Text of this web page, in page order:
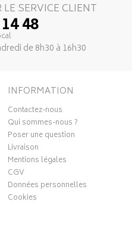
SERVICE CLIENT
48
de 8h30 à 16h30
INFORMATION
Contactez-nous
Qui sommes-nous ?
Poser une question
Livraison
Mentions légales
CGV
Données personnelles
Cookies